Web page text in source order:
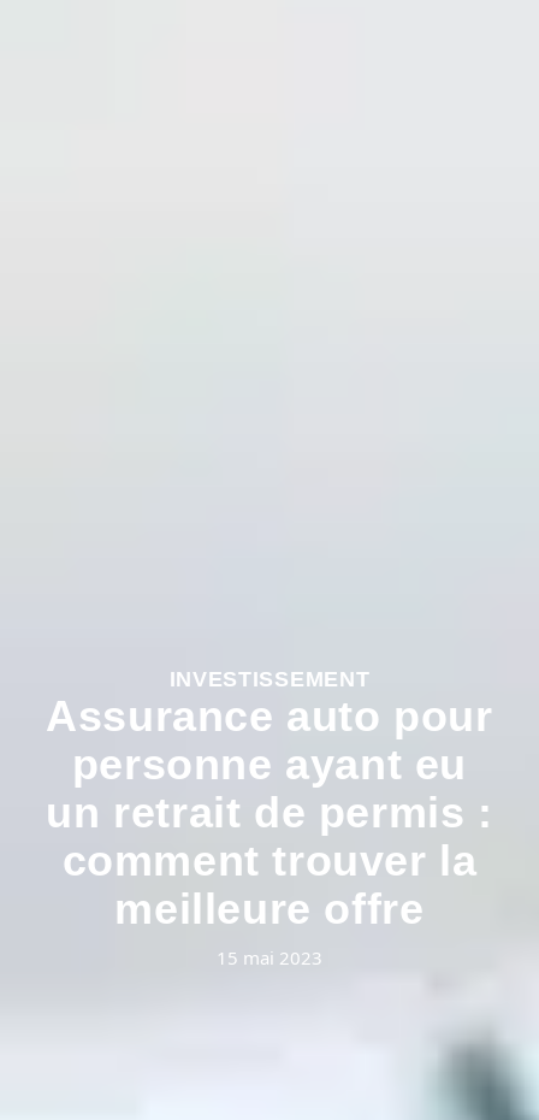
INVESTISSEMENT
Assurance auto pour
personne ayant eu
un retrait de permis :
comment trouver la
meilleure offre
15 mai 2023